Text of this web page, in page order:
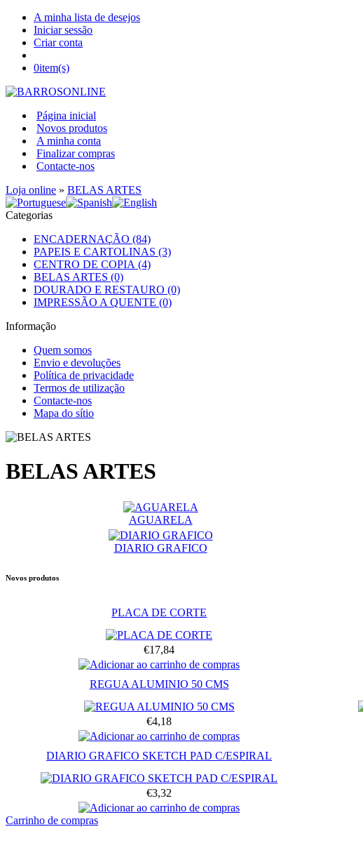
A minha lista de desejos
Iniciar sessão
Criar conta
0item(s)
Página inicial
Novos produtos
A minha conta
Finalizar compras
Contacte-nos
Loja online » BELAS ARTES
Categorias
ENCADERNAÇÃO (84)
PAPEIS E CARTOLINAS (3)
CENTRO DE COPIA (4)
BELAS ARTES (0)
DOURADO E RESTAURO (0)
IMPRESSÃO A QUENTE (0)
Informação
Quem somos
Envio e devoluções
Política de privacidade
Termos de utilização
Contacte-nos
Mapa do sítio
BELAS ARTES
AGUARELA
DIARIO GRAFICO
Novos produtos
PLACA DE CORTE
€17,84
REGUA ALUMINIO 50 CMS
€4,18
DIARIO GRAFICO SKETCH PAD C/ESPIRAL
€3,32
Carrinho de compras